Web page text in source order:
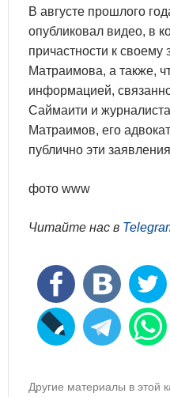
В августе прошлого
опубликовал видео, в
причастности к
Матраимова, а также,
информацией,
Саймаити и
Матраимов, его
публично эти
фото www
Читайте нас в
Другие материалы в этой